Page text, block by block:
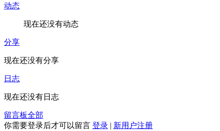
动态
现在还没有动态
分享
现在还没有分享
日志
现在还没有日志
留言板全部
你需要登录后才可以留言 登录 | 新用户注册